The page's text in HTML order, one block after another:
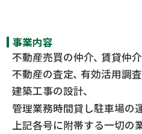
事業内容
不動産売買の仲介 賃貸仲介
不動産の査定 有効活用調査
建築工事の設計
管理業務時間貸し駐車場の
上記各号に附帯する一切の